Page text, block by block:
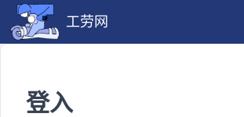
工劳网
登入